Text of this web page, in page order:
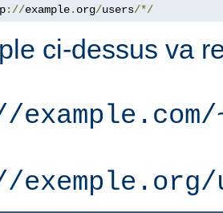
://example. org/users/*/
ci-dessus va